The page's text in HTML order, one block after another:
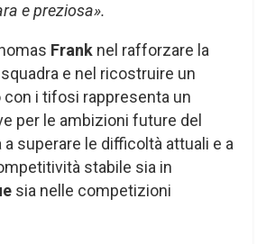
e preziosa».
Frank nel rafforzare la
e nel ricostruire un
i tifosi rappresenta un
per le ambizioni future del
a superare le difficoltà attuali e a
stabile sia in
sia nelle competizioni